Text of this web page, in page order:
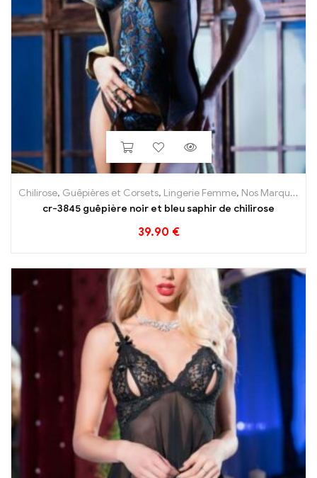
Chilirose, Guêpières et Corsets, Lingerie Femme, Nos Marques
cr-3845 guêpière noir et bleu saphir de chilirose
39.90 €